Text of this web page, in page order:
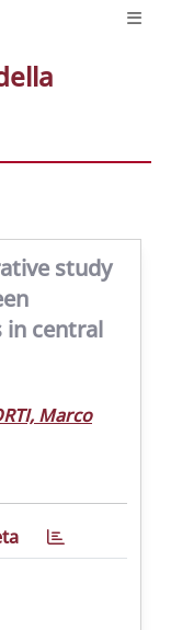
study
in central
Marco